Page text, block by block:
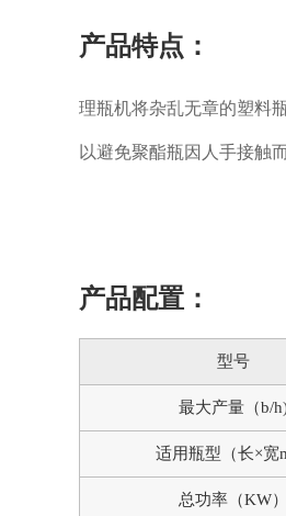
产品特点：
理瓶机将杂乱无章的塑料
以避免聚酯瓶因人手接触
产品配置：
型号
最大产量（b/
适用瓶型（长×宽
总功率（KW）